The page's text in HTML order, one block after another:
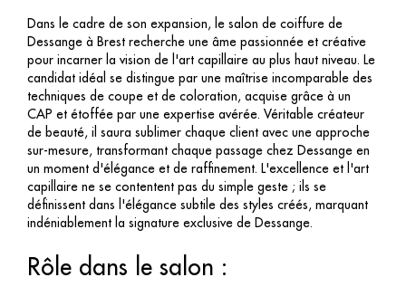
Dans le cadre de son expansion, le salon de coiffure de
Dessange à Brest recherche une âme passionnée et créative
pour incarner la vision de l'art capillaire au plus haut niveau. Le
candidat idéal se distingue par une maîtrise incomparable des
techniques de coupe et de coloration, acquise grâce à un
CAP et étoffée par une expertise avérée. Véritable créateur
de beauté, il saura sublimer chaque client avec une approche
sur-mesure, transformant chaque passage chez Dessange en
un moment d'élégance et de raffinement. L'excellence et l'art
capillaire ne se contentent pas du simple geste ; ils se
définissent dans l'élégance subtile des styles créés, marquant
indéniablement la signature exclusive de Dessange.
Rôle dans le salon :